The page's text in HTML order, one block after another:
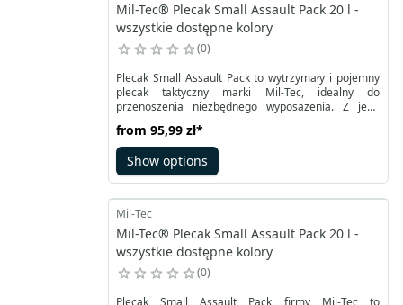
Mil-Tec® Plecak Small Assault Pack 20 l -
wszystkie dostępne kolory
0
Plecak Small Assault Pack to wytrzymały i pojemny
plecak taktyczny marki Mil-Tec, idealny do
przenoszenia niezbędnego wyposażenia. Z jego
krótkich wypadów i misji terenowych. Wykonany z
wytrzymałego poliestru, plecak został dodatkowo
wewnątrz pokryty powłoką PVC, chroniącą przed
wilgocią. Dzięki temu możesz być pewien, że Twoje
warunkach atmosferycznych.
from 95,99 zł*
Show options
Mil-Tec
Mil-Tec® Plecak Small Assault Pack 20 l -
wszystkie dostępne kolory
0
Plecak Small Assault Pack firmy Mil-Tec to